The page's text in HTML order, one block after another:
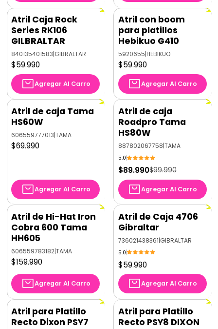
Atril Caja Rock
Series RK106
GILBRALTAR
840135401583|GIBRALTAR
$59.990
Agregar Al Carro
Atril con boom
para platillos
Hebikuo G410
5920655|HEBIKUO
$59.990
Agregar Al Carro
Atril de caja Tama
HS60W
606559777013|TAMA
$69.990
Agregar Al Carro
-10%OFF
Atril de caja
Roadpro Tama
HS80W
887802067758|TAMA
5.0
$89.990$99.990
Agregar Al Carro
Atril de Hi-Hat Iron
Cobra 600 Tama
HH605
606559783182|TAMA
$159.990
Agregar Al Carro
Atril de Caja 4706
Gibraltar
736021438361|GIBRALTAR
5.0
$59.990
Agregar Al Carro
Atril para Platillo
Recto Dixon PSY7
Atril para Platillo
Recto PSY8 DIXON